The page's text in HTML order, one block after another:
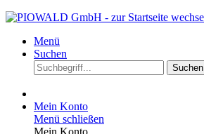
Menü
Suchen
Suchen
Mein Konto
Menü schließen
Mein Konto